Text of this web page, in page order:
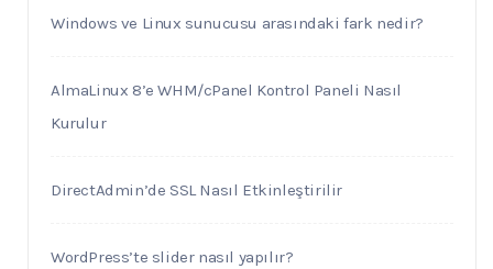
Windows ve Linux sunucusu arasındaki fark nedir?
AlmaLinux 8’e WHM/cPanel Kontrol Paneli Nasıl
Kurulur
DirectAdmin’de SSL Nasıl Etkinleştirilir
WordPress’te slider nasıl yapılır?